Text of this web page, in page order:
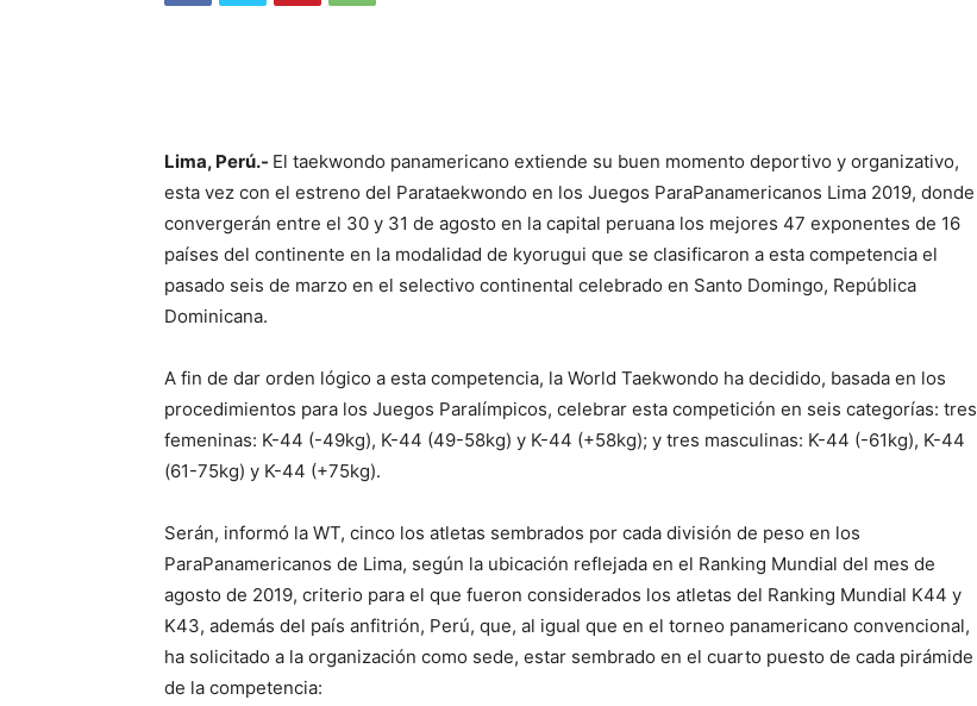
Lima, Perú.- El taekwondo panamericano extiende su buen momento deportivo y organizativo,
esta vez con el estreno del Parataekwondo en los Juegos ParaPanamericanos Lima 2019, donde
convergerán entre el 30 y 31 de agosto en la capital peruana los mejores 47 exponentes de 16
países del continente en la modalidad de kyorugui que se clasificaron a esta competencia el
pasado seis de marzo en el selectivo continental celebrado en Santo Domingo, República
Dominicana.
A fin de dar orden lógico a esta competencia, la World Taekwondo ha decidido, basada en los
procedimientos para los Juegos Paralímpicos, celebrar esta competición en seis categorías: tres
femeninas: K-44 (-49kg), K-44 (49-58kg) y K-44 (+58kg); y tres masculinas: K-44 (-61kg), K-44
(61-75kg) y K-44 (+75kg).
Serán, informó la WT, cinco los atletas sembrados por cada división de peso en los
ParaPanamericanos de Lima, según la ubicación reflejada en el Ranking Mundial del mes de
agosto de 2019, criterio para el que fueron considerados los atletas del Ranking Mundial K44 y
K43, además del país anfitrión, Perú, que, al igual que en el torneo panamericano convencional,
ha solicitado a la organización como sede, estar sembrado en el cuarto puesto de cada pirámide
de la competencia: